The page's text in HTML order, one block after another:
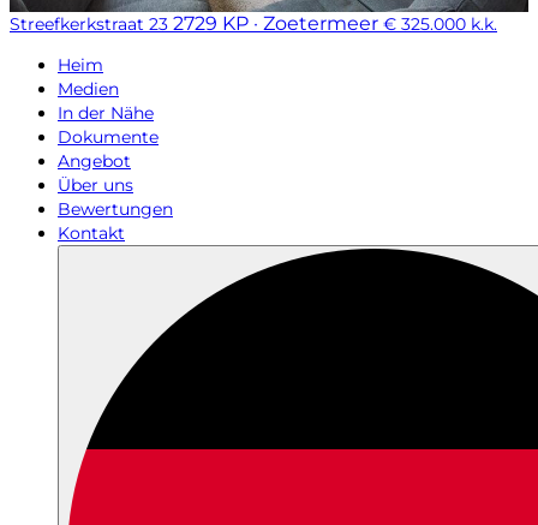
Streefkerkstraat 23 2729 KP · Zoetermeer € 325.000 k.k.
Heim
Medien
In der Nähe
Dokumente
Angebot
Über uns
Bewertungen
Kontakt